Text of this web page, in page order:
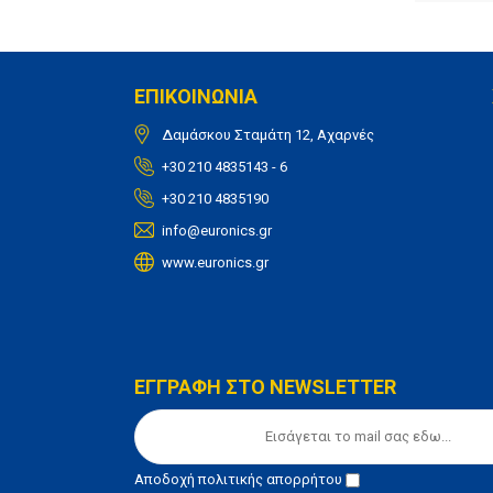
ΕΠΙΚΟΙΝΩΝΙΑ
Δαμάσκου Σταμάτη 12, Αχαρνές
+30 210 4835143 - 6
+30 210 4835190
info@euronics.gr
www.euronics.gr
ΕΓΓΡΑΦΗ ΣΤΟ NEWSLETTER
Αποδοχήπολιτικής απορρήτου